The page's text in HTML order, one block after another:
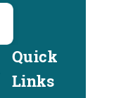
Quick
Links